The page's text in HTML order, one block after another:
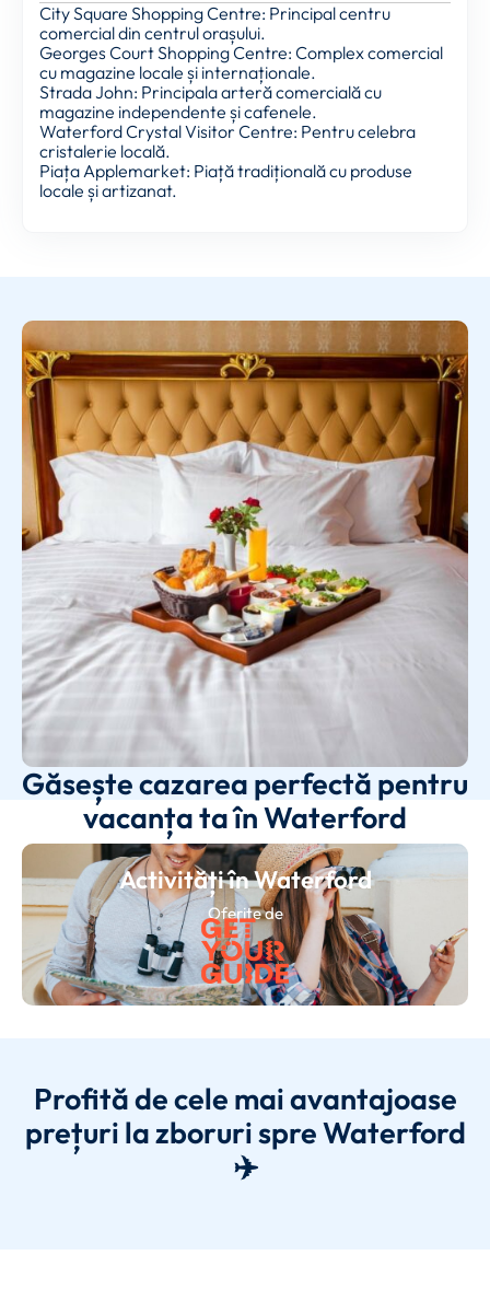
City Square Shopping Centre: Principal centru
comercial din centrul orașului.
Georges Court Shopping Centre: Complex comercial
cu magazine locale și internaționale.
Strada John: Principala arteră comercială cu
magazine independente și cafenele.
Waterford Crystal Visitor Centre: Pentru celebra
cristalerie locală.
Piața Applemarket: Piață tradițională cu produse
locale și artizanat.
Găsește cazarea perfectă pentru
vacanța ta în Waterford
Activități în Waterford
Oferite de
Profită de cele mai avantajoase
prețuri la zboruri spre Waterford
✈️